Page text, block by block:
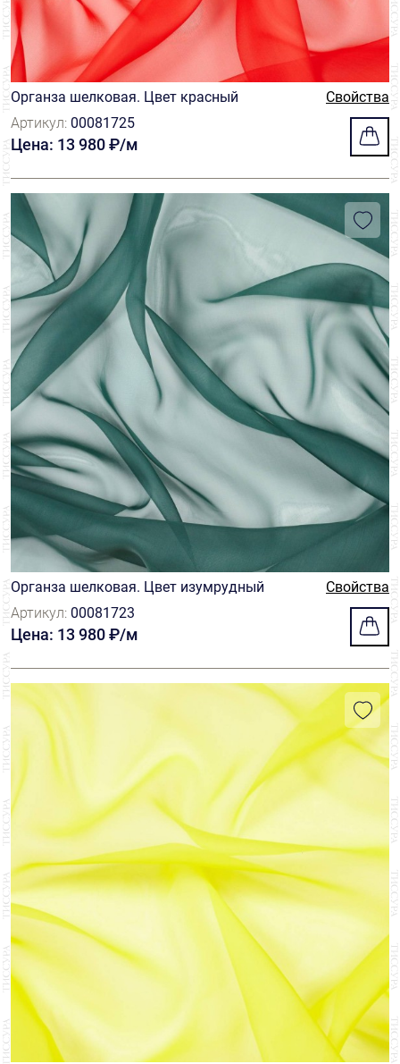
Органза шелковая. Цвет красный
Свойства
Артикул: 00081725
Цена: 13 980 ₽/м
Органза шелковая. Цвет изумрудный
Свойства
Артикул: 00081723
Цена: 13 980 ₽/м